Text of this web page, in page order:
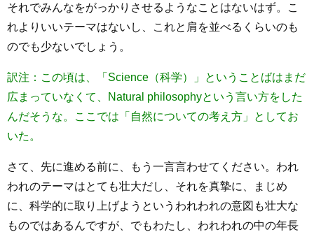
それでみんなをがっかりさせるようなことはないはず。こ
れよりいいテーマはないし、これと肩を並べるくらいのも
のでも少ないでしょう。
訳注：この頃は、「Science（科学）」ということばはまだ
広まっていなくて、Natural philosophyという言い方をした
んだそうな。ここでは「自然についての考え方」としてお
いた。
さて、先に進める前に、もう一言言わせてください。われ
われのテーマはとても壮大だし、それを真摯に、まじめ
に、科学的に取り上げようというわれわれの意図も壮大な
ものではあるんですが、でもわたし、われわれの中の年長